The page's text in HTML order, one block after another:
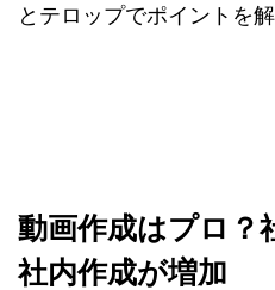
とテロップでポイントを
動画作成はプロ
社内作成が増加